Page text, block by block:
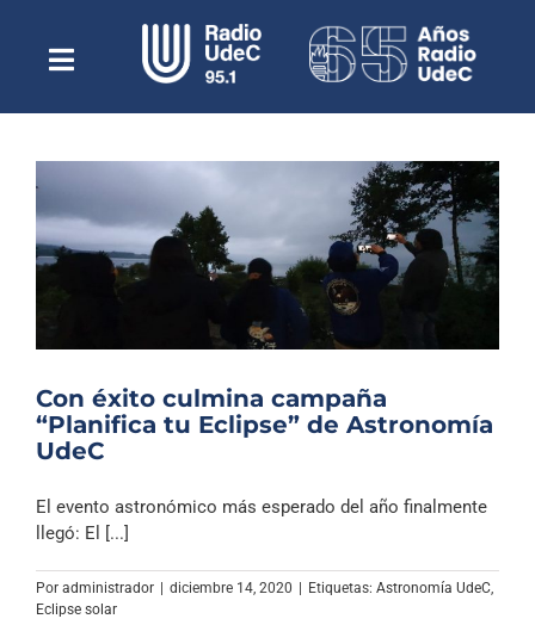
contenidoToggle
NavigationEscuchar Radio UdeC en vivo
Quiénes Somos
Programación
Podcast
Noticias
Reportajes
Columnas
Especiales
Con éxito culmina campaña
“Planifica tu Eclipse” de Astronomía
UdeC
El evento astronómico más esperado del año finalmente
llegó: El [...]
Por administrador diciembre 14, 2020 Etiquetas: Astronomía UdeC,
Eclipse solar